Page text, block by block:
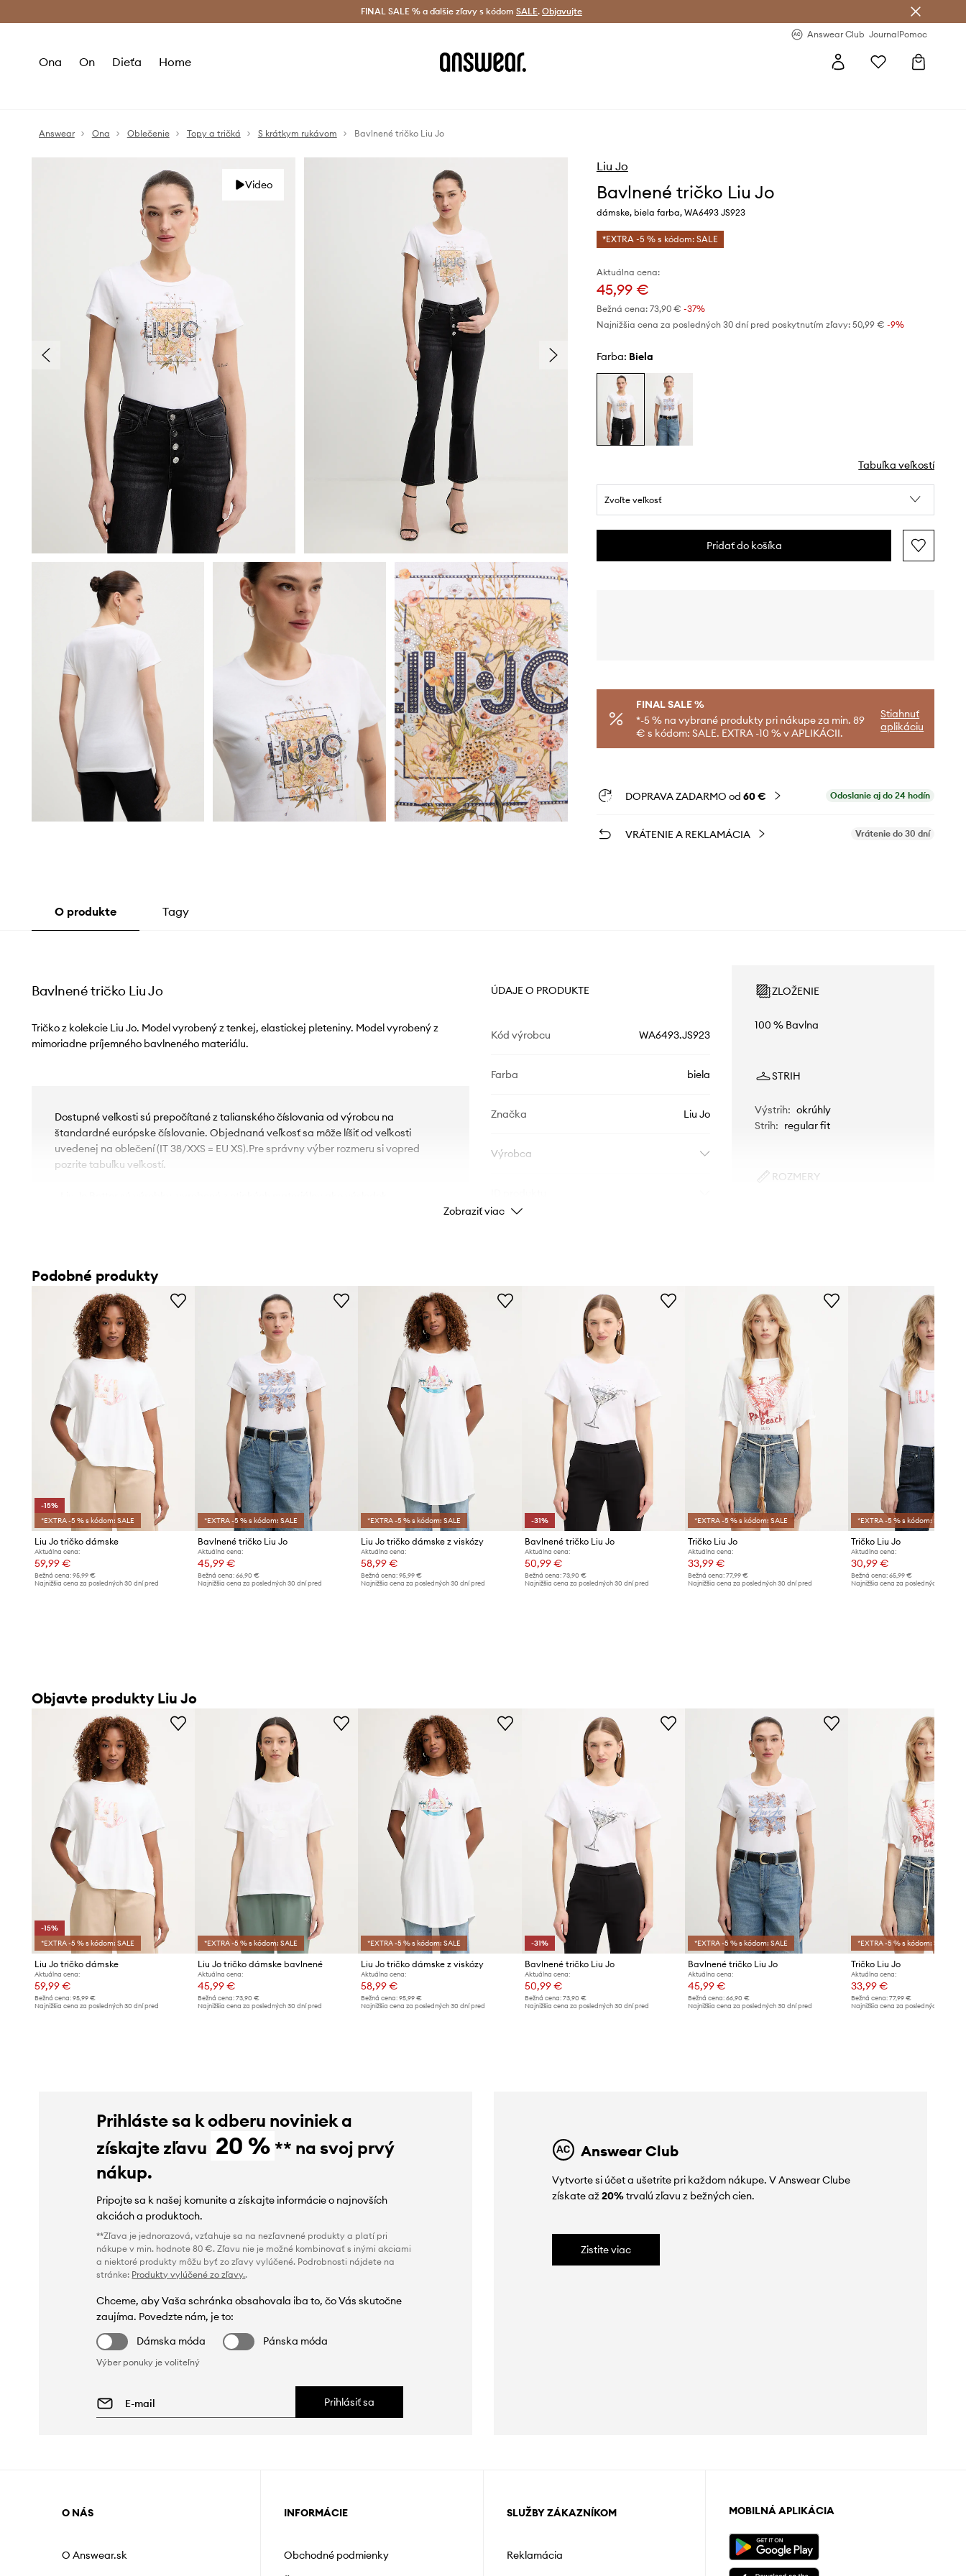
Bezplatná doprava od 60 € > Doručenie aj do 24 h >
FINAL SALE % a ďalšie zľavy s kódom SALE. Objavujte
Answear Club JournalPomoc
Ona On Dieťa Home
Answear Ona Oblečenie Topy a tričká S krátkym rukávom Bavlnené tričko Liu Jo
Video
Liu Jo
Bavlnené tričko Liu Jo
dámske, biela farba, WA6493 JS923
*EXTRA -5 % s kódom: SALE
Aktuálna cena:
45,99 €
Bežná cena: 73,90 € -37%
Najnižšia cena za posledných 30 dní pred poskytnutím zľavy: 50,99 € -9%
Farba: biela
Tabuľka veľkostí
Zvoľte veľkosť
Pridať do košíka
FINAL SALE %
*-5 % na vybrané produkty pri nákupe za min. 89
€ s kódom: SALE. EXTRA -10 % v APLIKÁCII.
Stiahnuť
aplikáciu
DOPRAVA ZADARMO od 60 € Odoslanie aj do 24 hodín
VRÁTENIE A REKLAMÁCIA Vrátenie do 30 dní
O produkte Tagy
Bavlnené tričko Liu Jo
Tričko z kolekcie Liu Jo. Model vyrobený z tenkej, elastickej pleteniny. Model vyrobený z
mimoriadne príjemného bavlneného materiálu.
Dostupné veľkosti sú prepočítané z talianského číslovania od výrobcu na
štandardné európske číslovanie. Objednaná veľkosť sa môže líšiť od veľkosti
uvedenej na oblečení (IT 38/XXS = EU XS).Pre správny výber rozmeru si vopred
pozrite tabuľku veľkostí.
- Model s potlačou a kamienkami.
- Dĺžka: 62 cm.
- Šírka v podpazuší: 43 cm.
- Veľkosti pre rozmer: S.
ÚDAJE O PRODUKTE
Kód výrobcu WA6493.JS923
Farba biela
Značka Liu Jo
Výrobca
ZLOŽENIE
100 % Bavlna
STRIH
Výstrih: okrúhly
Strih: regular fit
ROZMERY
Veľkosti uvedené v obchode boli
prepočítané na štandardnú európsku
tabuľku veľkostí. Na etikete
dodaného produktu sa nachádza
pôvodné označenie výrobcu.
Tabuľka veľkostí
Zobraziť viac
Podobné produkty
-15%
*EXTRA -5 % s kódom: SALE
Liu Jo tričko dámske
Aktuálna cena:
59,99 €
Bežná cena: 95,99 €
Najnižšia cena za posledných 30 dní pred
*EXTRA -5 % s kódom: SALE
Bavlnené tričko Liu Jo
Aktuálna cena:
45,99 €
Bežná cena:66,90 €
Najnižšia cena za posledných 30 dní pred
*EXTRA -5 % s kódom: SALE
Liu Jo tričko dámske z viskózy
Aktuálna cena:
58,99 €
Bežná cena: 95,99 €
Najnižšia cena za posledných 30 dní pred
-31%
Bavlnené tričko Liu Jo
Aktuálna cena:
50,99 €
Bežná cena: 73,90 €
Najnižšia cena za posledných 30 dní pred
*EXTRA -5 % s kódom: SALE
Tričko Liu Jo
Aktuálna cena:
33,99 €
Bežná cena:77,99 €
Najnižšia cena za posledných 30 dní pred
*EXTRA -5 % s kódom: SALE
Tričko Liu Jo
Aktuálna cena:
30,99 €
Bežná cena: 65,99 €
Najnižšia cena za posledných 30 dní
Objavte produkty Liu Jo
-15%
*EXTRA -5 % s kódom: SALE
Liu Jo tričko dámske
Aktuálna cena:
59,99 €
Bežná cena: 95,99 €
Najnižšia cena za posledných 30 dní pred
*EXTRA -5 % s kódom: SALE
Liu Jo tričko dámske bavlnené
Aktuálna cena:
45,99 €
Bežná cena:73,90 €
Najnižšia cena za posledných 30 dní pred
*EXTRA -5 % s kódom: SALE
Liu Jo tričko dámske z viskózy
Aktuálna cena:
58,99 €
Bežná cena: 95,99 €
Najnižšia cena za posledných 30 dní pred
-31%
Bavlnené tričko Liu Jo
Aktuálna cena:
50,99 €
Bežná cena: 73,90 €
Najnižšia cena za posledných 30 dní pred
*EXTRA -5 % s kódom: SALE
Bavlnené tričko Liu Jo
Aktuálna cena:
45,99 €
Bežná cena:66,90 €
Najnižšia cena za posledných 30 dní pred
*EXTRA -5 % s kódom: SALE
Tričko Liu Jo
Aktuálna cena:
33,99 €
Bežná cena: 77,99 €
Najnižšia cena za posledných 30 dní
Prihláste sa k odberu noviniek a
získajte zľavu 20 % ** na svoj prvý
nákup.
Pripojte sa k našej komunite a získajte informácie o najnovších
akciách a produktoch.
**Zľava je jednorazová, vzťahuje sa na nezľavnené produkty a platí pri
nákupe v min. hodnote 80 €. Zľavu nie je možné kombinovať s inými akciami
a niektoré produkty môžu byť zo zľavy vylúčené. Podrobnosti nájdete na
stránke: Produkty vylúčené zo zľavy..
Chceme, aby Vaša schránka obsahovala iba to, čo Vás skutočne
zaujíma. Povedzte nám, je to:
Dámska móda
Pánska móda
Výber ponuky je voliteľný
Prihlásiť sa
Answear Club
Vytvorte si účet a ušetrite pri každom nákupe. V Answear Clube
získate až20%trvalú zľavu z bežných cien.
Zistite viac
O NÁS
O Answear.sk
INFORMÁCIE
Obchodné podmienky
SLUŽBY ZÁKAZNÍKOM
Reklamácia
MOBILNÁ APLIKÁCIA